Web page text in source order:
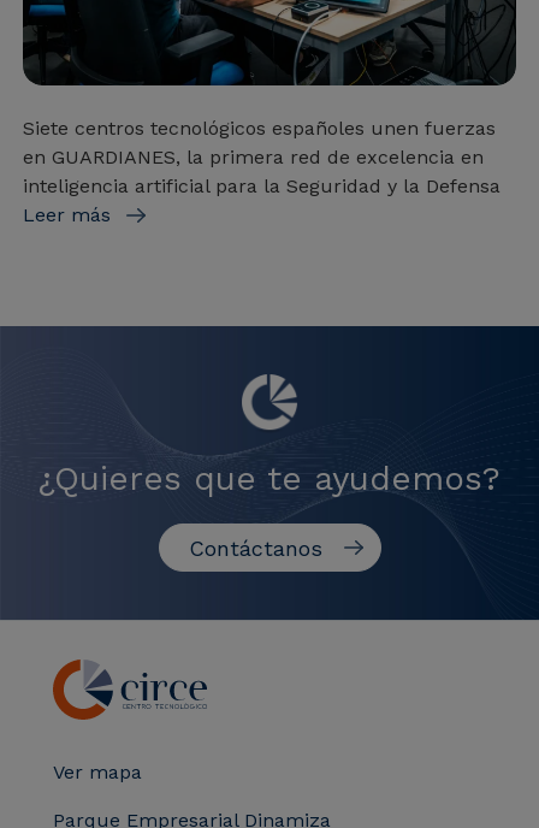
Siete centros tecnológicos españoles unen fuerzas
en GUARDIANES, la primera red de excelencia en
inteligencia artificial para la Seguridad y la Defensa
Leer más
¿Quieres que te ayudemos?
Contáctanos
Ver mapa
Parque Empresarial Dinamiza